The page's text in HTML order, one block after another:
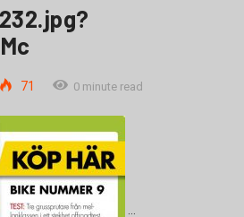
71 0 minute read